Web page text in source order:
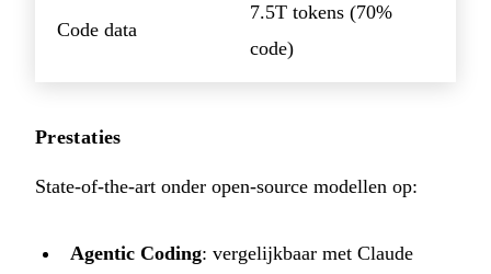
Code data
7.5T tokens (70%
code)
Prestaties
State-of-the-art onder open-source modellen op:
Agentic Coding: vergelijkbaar met Claude